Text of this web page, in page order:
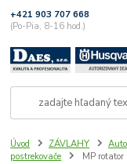
+421 903 707 668
(Po-Pia, 8-16 hod.)
Úvod ZÁVLAHY
postrekovače
MP